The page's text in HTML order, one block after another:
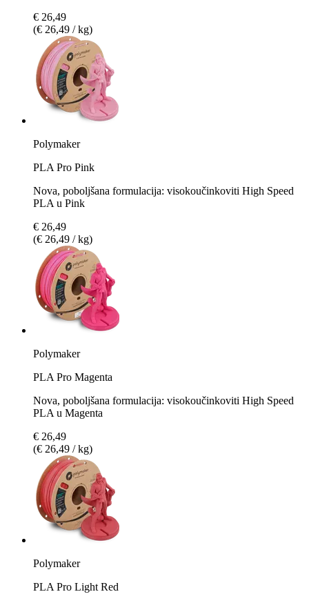
€ 26,49
(€ 26,49 / kg)
Polymaker
PLA Pro Pink
Nova, poboljšana formulacija: visokoučinkoviti High Speed
PLA u Pink
€ 26,49
(€ 26,49 / kg)
Polymaker
PLA Pro Magenta
Nova, poboljšana formulacija: visokoučinkoviti High Speed
PLA u Magenta
€ 26,49
(€ 26,49 / kg)
Polymaker
PLA Pro Light Red